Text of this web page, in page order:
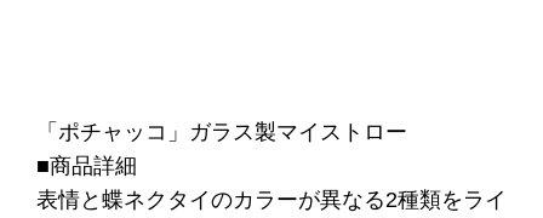
「ポチャッコ」ガラス製マイストロー
■商品詳細
表情と蝶ネクタイのカラーが異なる2種類をライ